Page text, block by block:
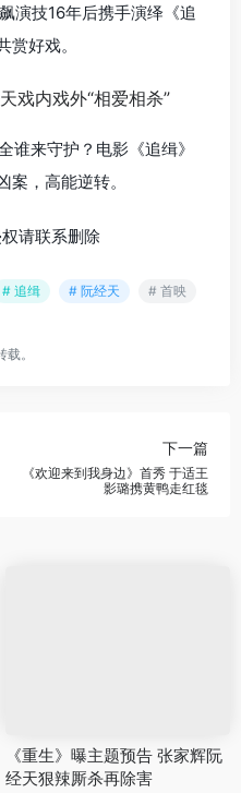
演技16年后携手演绎《追
赏好戏。
谁来守护？电影《追缉》
案，高能逆转。
请联系删除
# 追缉 # 阮经天 # 首映
。
下一篇
《欢迎来到我身边》首秀 于适王
影璐携黄鸭走红毯
《重生》曝主题预告 张家辉阮
经天狠辣厮杀再除害